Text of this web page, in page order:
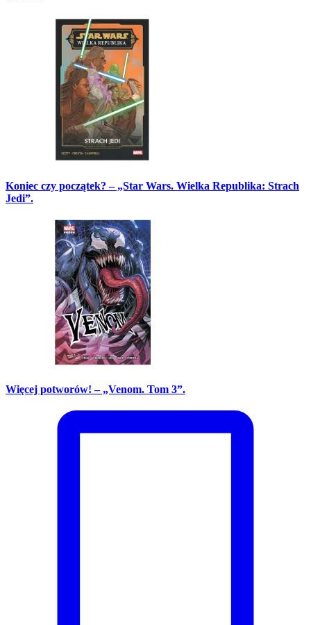
Koniec czy początek? – „Star Wars. Wielka Republika: Strach
Jedi”.
Więcej potworów! – „Venom. Tom 3”.